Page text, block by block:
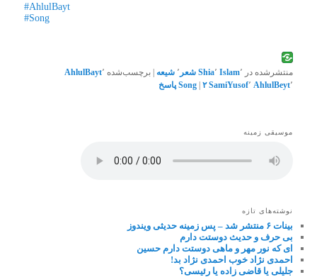
#AhlulBayt
#Song
منتشرشده در Islam٬ Shia٬ شعر ٬ شیعه |برچسب‌شده AhlulBayt٬
AhlulBeyt٬ SamiYusof٬ Song | ۲ پاسخ
موسیقی زمینه
نوشته‌های تازه
بینات ۶ منتشر شد – پس زمینه حدیثی ویندوز
بی حرف و حدیث دوستت دارم
ای که نور مهر و ماهی دوستت دارم حسین
احمدی نژاد خوب احمدی نژاد بد!
جلیلی یا قاضی زاده یا رئیسی؟